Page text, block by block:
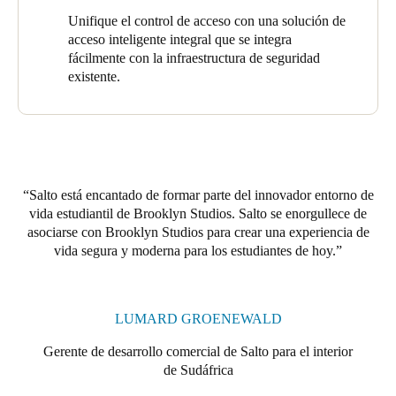
Nuestra solución integral de control de acceso también es fácil
de instalar y utilizar. Los estudiantes disponen de credenciales de
acceso cargadas en su smartphone o tarjeta llave, lo que mejora
la experiencia del usuario. Esta medida también elimina el coste
transparencia y la responsabilidad tanto entre los residentes
inteligente todo incluido. A medida que la tecnología avanza, la
solución de Salto evolucionará con las necesidades de seguridad
del complejo con el tiempo, lo que garantiza la seguridad,
flexibilidad y retorno de la inversión (ROI) a largo plazo.
Unifique el control de acceso con una solución de
acceso inteligente integral que se integra
fácilmente con la infraestructura de seguridad
existente.
Salto está encantado de formar parte del innovador entorno de
vida estudiantil de Brooklyn Studios. Salto se enorgullece de
asociarse con Brooklyn Studios para crear una experiencia de
vida segura y moderna para los estudiantes de hoy.
LUMARD GROENEWALD
Gerente de desarrollo comercial de Salto para el interior
de Sudáfrica